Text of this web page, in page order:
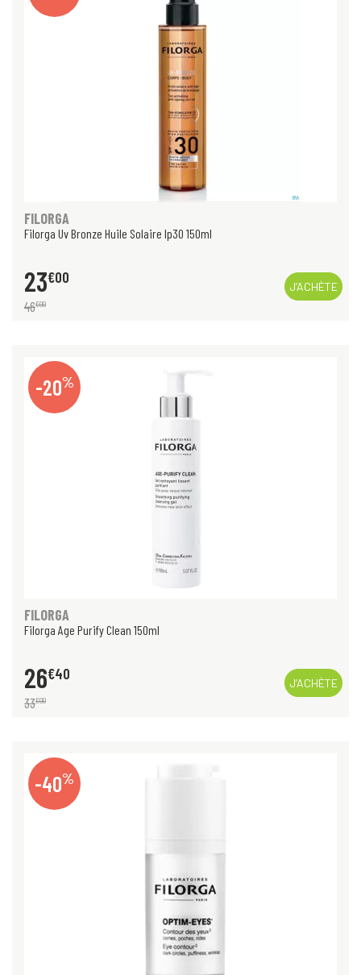
FILORGA
Filorga Uv Bronze Huile Solaire Ip30 150ml
23€00
46€00
J’ACHÈTE
-20%
FILORGA
Filorga Age Purify Clean 150ml
26€40
33€00
J’ACHÈTE
-40%